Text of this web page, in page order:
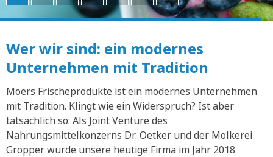
Wer wir sind: ein modernes
Unternehmen mit Tradition
Moers Frischeprodukte ist ein modernes Unternehmen
mit Tradition. Klingt wie ein Widerspruch? Ist aber
tatsächlich so: Als Joint Venture des
Nahrungsmittelkonzerns Dr. Oetker und der Molkerei
Gropper wurde unsere heutige Firma im Jahr 2018